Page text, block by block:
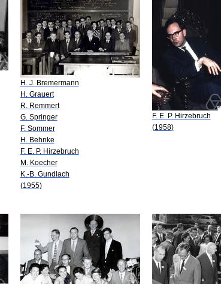
H. J. Bremermann
H. Grauert
R. Remmert
G. Springer
F. Sommer
H. Behnke
F. E. P. Hirzebruch
M. Koecher
K.-B. Gundlach
(1955)
F. E. P. Hirzebruch
(1958)